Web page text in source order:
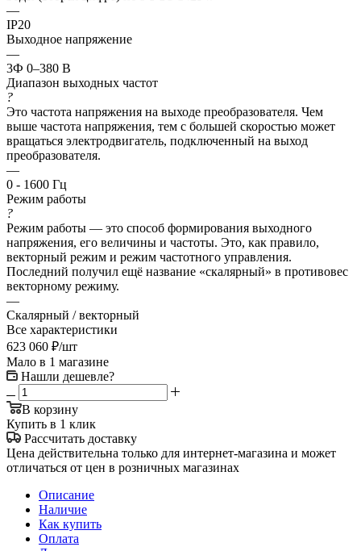
—
IP20
Выходное напряжение
—
3Ф 0–380 В
Диапазон выходных частот
?
Это частота напряжения на выходе преобразователя. Чем
выше частота напряжения, тем с большей скоростью может
вращаться электродвигатель, подключенный на выход
преобразователя.
—
0 - 1600 Гц
Режим работы
?
Режим работы — это способ формирования выходного
напряжения, его величины и частоты. Это, как правило,
векторный режим и режим частотного управления.
Последний получил ещё название «скалярный» в противовес
векторному режиму.
—
Скалярный / векторный
Все характеристики
623 060 ₽/шт
Мало в 1 магазине
Нашли дешевле?
В корзину
Купить в 1 клик
Рассчитать доставку
Цена действительна только для интернет-магазина и может
отличаться от цен в розничных магазинах
Описание
Наличие
Как купить
Оплата